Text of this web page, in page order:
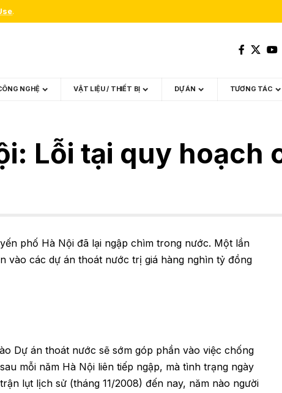
.
NGHỆ VẬT LIỆU / THIẾT BỊ DỰ ÁN TƯƠNG TÁC
Lỗi tại quy hoạch
phố Hà Nội đã lại ngập chìm trong nước. Một lần
vào các dự án thoát nước trị giá hàng nghìn tỷ đồng
Dự án thoát nước sẽ sớm góp phần vào việc chống
mỗi năm Hà Nội liên tiếp ngập, mà tình trạng ngày
lụt lịch sử (tháng 11/2008) đến nay, năm nào người